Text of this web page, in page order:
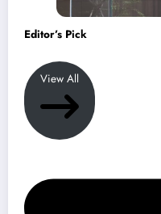
Editor’s Pick
View All